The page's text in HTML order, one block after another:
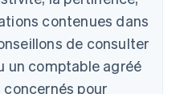
contenues dans
de consulter
un comptable agréé
pour